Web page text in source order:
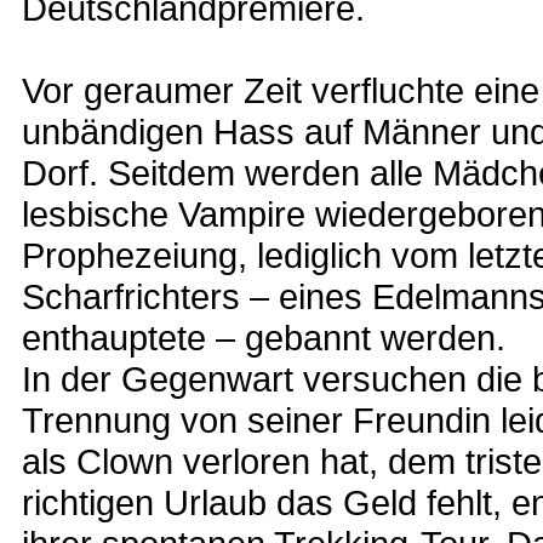
Vor geraumer Zeit verfluchte
unbändigen Hass auf Männer
Dorf. Seitdem werden alle
lesbische Vampire
Prophezeiung, lediglich vom
Scharfrichters – eines
enthauptete – gebannt werden.
In der Gegenwart versuchen die
Trennung von seiner Freundin
als Clown verloren hat, dem
richtigen Urlaub das Geld fehlt,